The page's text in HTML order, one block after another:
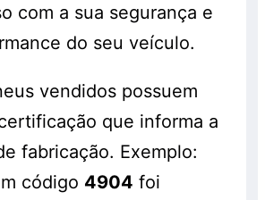
com a sua segurança e
do seu veículo.
vendidos possuem
que informa a
fabricação. Exemplo:
código 4904 foi